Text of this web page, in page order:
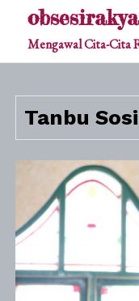
Mengawal Cita-Cita
Tanbu